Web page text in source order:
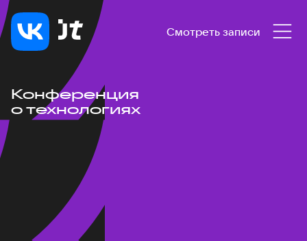
Смотреть записи
Конференция
о технологиях